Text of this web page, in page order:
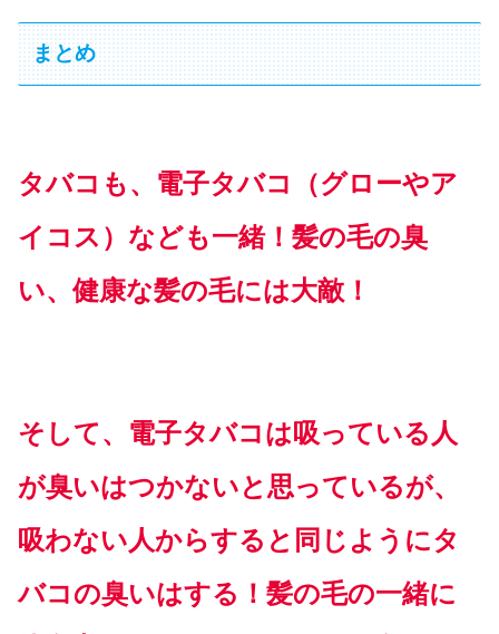
まとめ
タバコも、電子タバコ（グローやア
イコス）なども一緒！髪の毛の臭
い、健康な髪の毛には大敵！
そして、電子タバコは吸っている人
が臭いはつかないと思っているが、
吸わない人からすると同じようにタ
バコの臭いはする！髪の毛の一緒に